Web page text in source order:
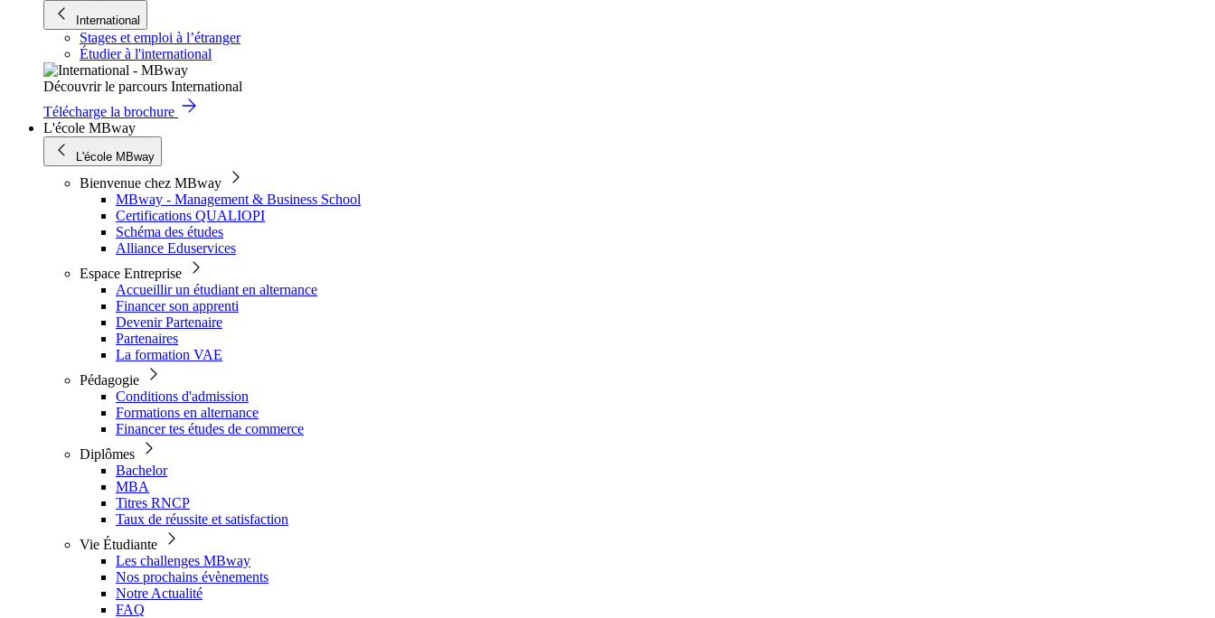
International
Stages et emploi à l’étranger
Étudier à l'international
Découvrir le parcours International
Télécharge la brochure
L'école MBway
L'école MBway
Bienvenue chez MBway
MBway - Management & Business School
Certifications QUALIOPI
Schéma des études
Alliance Eduservices
Espace Entreprise
Accueillir un étudiant en alternance
Financer son apprenti
Devenir Partenaire
Partenaires
La formation VAE
Pédagogie
Conditions d'admission
Formations en alternance
Financer tes études de commerce
Diplômes
Bachelor
MBA
Titres RNCP
Taux de réussite et satisfaction
Vie Étudiante
Les challenges MBway
Nos prochains évènements
Notre Actualité
FAQ